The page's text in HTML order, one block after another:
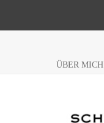
ÜBER MICH